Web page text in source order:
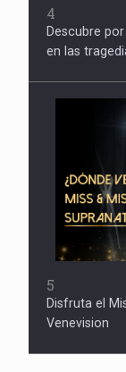
4
Descubre
en las
5
Disfruta el
Venevision